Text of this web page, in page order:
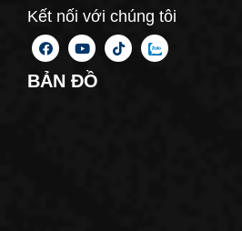
Kết nối với chúng tôi
BẢN ĐỒ